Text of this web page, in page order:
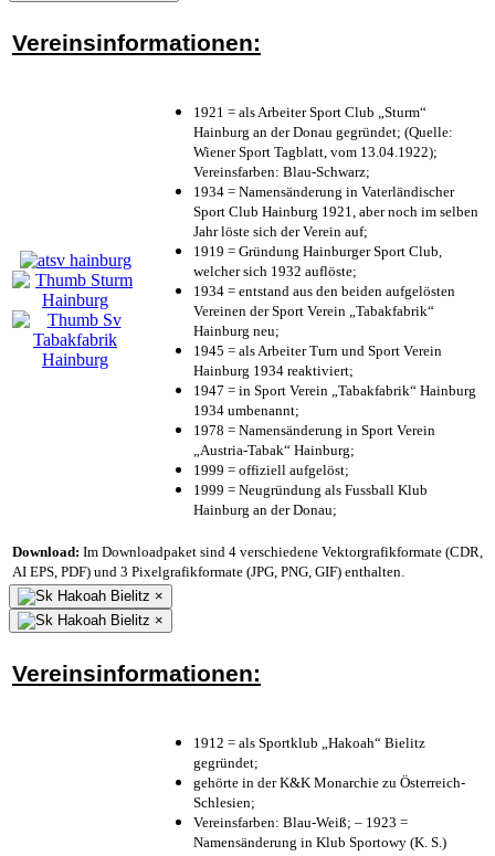
Vereinsinformationen:
1921 = als Arbeiter Sport Club „Sturm“
Hainburg an der Donau gegründet; (Quelle:
Wiener Sport Tagblatt, vom 13.04.1922);
Vereinsfarben: Blau-Schwarz;
1934 = Namensänderung in Vaterländischer
Sport Club Hainburg 1921, aber noch im selben
Jahr löste sich der Verein auf;
1919 = Gründung Hainburger Sport Club,
welcher sich 1932 auflöste;
1934 = entstand aus den beiden aufgelösten
Vereinen der Sport Verein „Tabakfabrik“
Hainburg neu;
1945 = als Arbeiter Turn und Sport Verein
Hainburg 1934 reaktiviert;
1947 = in Sport Verein „Tabakfabrik“ Hainburg
1934 umbenannt;
1978 = Namensänderung in Sport Verein
„Austria-Tabak“ Hainburg;
1999 = offiziell aufgelöst;
1999 = Neugründung als Fussball Klub
Hainburg an der Donau;
Download: Im Downloadpaket sind 4 verschiedene Vektorgrafikformate (CDR,
AI EPS, PDF) und 3 Pixelgrafikformate (JPG, PNG, GIF) enthalten.
×
×
Vereinsinformationen:
1912 = als Sportklub „Hakoah“ Bielitz
gegründet;
gehörte in der K&K Monarchie zu Österreich-
Schlesien;
Vereinsfarben: Blau-Weiß; – 1923 =
Namensänderung in Klub Sportowy (K. S.)